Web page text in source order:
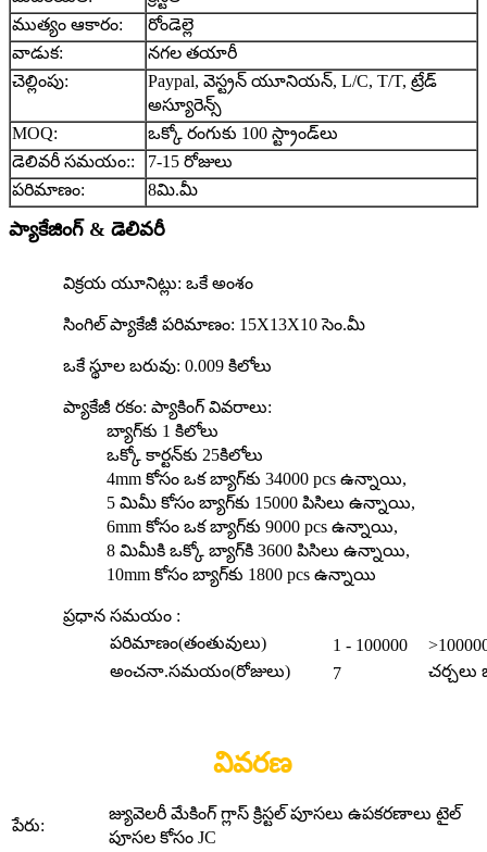
ముత్యం ఆకారం:
రోండెల్లె
వాడుక:
నగల తయారీ
చెల్లింపు:
Paypal, వెస్ట్రన్ యూనియన్, L/C, T/T, ట్రేడ్
అస్యూరెన్స్
MOQ:
ఒక్కో రంగుకు 100 స్ట్రాండ్‌లు
డెలివరీ సమయం::
7-15 రోజులు
పరిమాణం:
8మి.మీ
ప్యాకేజింగ్ & డెలివరీ
విక్రయ యూనిట్లు: ఒకే అంశం
సింగిల్ ప్యాకేజీ పరిమాణం: 15X13X10 సెం.మీ
ఒకే స్థూల బరువు: 0.009 కిలోలు
ప్యాకేజీ రకం: ప్యాకింగ్ వివరాలు:
బ్యాగ్‌కు 1 కిలోలు
ఒక్కో కార్టన్‌కు 25కిలోలు
4mm కోసం ఒక బ్యాగ్‌కు 34000 pcs ఉన్నాయి,
5 మిమీ కోసం బ్యాగ్‌కు 15000 పిసిలు ఉన్నాయి,
6mm కోసం ఒక బ్యాగ్‌కు 9000 pcs ఉన్నాయి,
8 మిమీకి ఒక్కో బ్యాగ్‌కి 3600 పిసిలు ఉన్నాయి,
10mm కోసం బ్యాగ్‌కు 1800 pcs ఉన్నాయి
ప్రధాన సమయం :
పరిమాణం(తంతువులు)
1 - 100000
అంచనా.సమయం(రోజులు)
7
వివరణ
పేరు:
జ్యువెలరీ మేకింగ్ గ్లాస్ క్రిస్టల్ పూసలు ఉపకరణాలు టైల్
పూసల కోసం JC